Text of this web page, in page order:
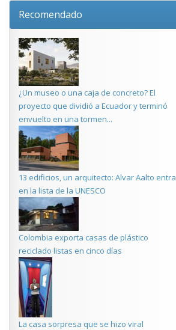
Recomendado
¿Un museo o una caja de concreto? El
proyecto que dividió a Ecuador y terminó
envuelto en una tormen...
13 edificios, un arquitecto: Alvar Aalto entra
en la lista de la UNESCO
Colombia exporta casas de plástico
reciclado listas en cinco días
La casa sorpresa que se hizo viral